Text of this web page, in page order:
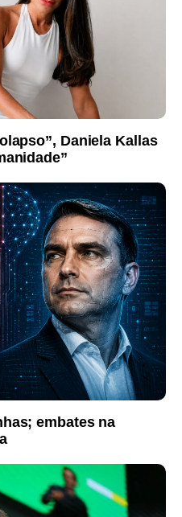
Daniela Kallas
embates na